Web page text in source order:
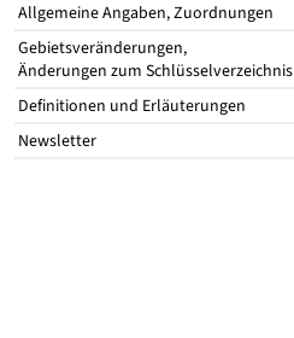
Allgemeine Angaben, Zuordnungen
Gebietsveränderungen,
Änderungen zum Schlüsselverzeichnis
Definitionen und Erläuterungen
Newsletter